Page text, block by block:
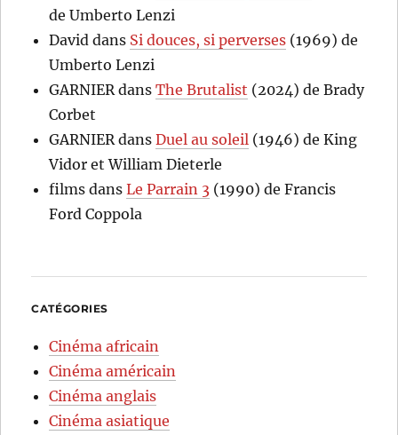
de Umberto Lenzi
David dans Si douces, si perverses (1969) de
Umberto Lenzi
GARNIER dansThe Brutalist (2024) de Brady
Corbet
GARNIER dansDuel au soleil (1946) de King
Vidor et William Dieterle
films dansLe Parrain 3 (1990) de Francis
Ford Coppola
CATÉGORIES
Cinéma africain
Cinéma américain
Cinéma anglais
Cinéma asiatique